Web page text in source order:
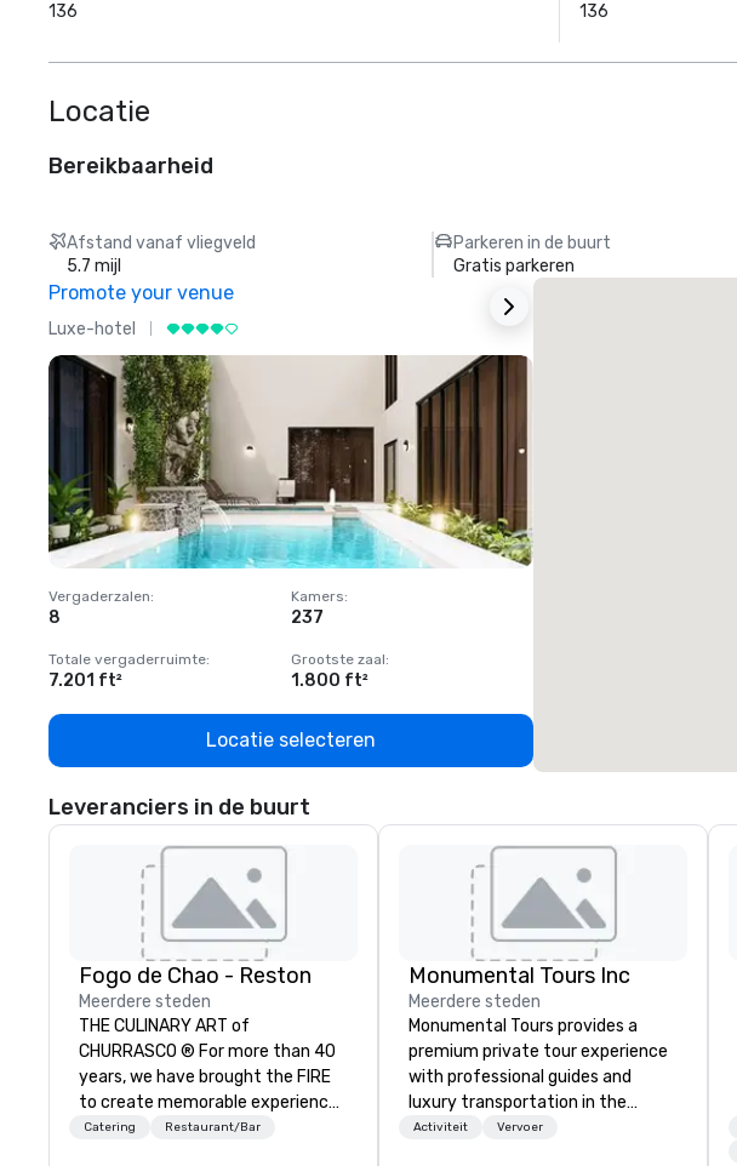
136
136
Locatie
Bereikbaarheid
Afstand vanaf vliegveld
5.7 mijl
Parkeren in de buurt
Gratis parkeren
Promote your venue
Luxe-hotel
Vergaderzalen:
8
Kamers:
237
Totale vergaderruimte:
7.201 ft²
Grootste zaal:
1.800 ft²
Locatie selecteren
Leveranciers in de buurt
Fogo de Chao - Reston
Meerdere steden
THE CULINARY ART of
CHURRASCO ® For more than 40
years, we have brought the FIRE
to create memorable experiences
and an innovative menu centered
Catering Restaurant/Bar
Monumental Tours Inc
Meerdere steden
Monumental Tours provides a
premium private tour experience
with professional guides and
luxury transportation in the
Washington DC Metro Area. Our
Activiteit Vervoer